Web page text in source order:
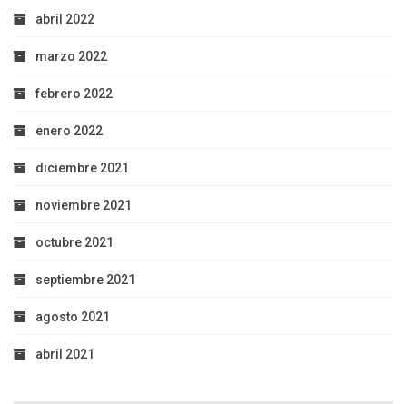
abril 2022
marzo 2022
febrero 2022
enero 2022
diciembre 2021
noviembre 2021
octubre 2021
septiembre 2021
agosto 2021
abril 2021